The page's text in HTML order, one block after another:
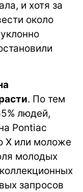
и хотя за
около
. По тем
людей,
Pontiac
X или моложе
молодых
запросов